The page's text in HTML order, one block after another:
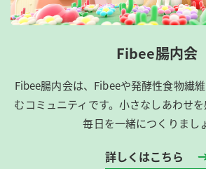
Fibee腸内会
Fibee腸内会は、​Fibeeや発酵性食物繊
むコミュニティです。​小さなしあわせ
毎日を一緒につくりまし
詳しくはこちら